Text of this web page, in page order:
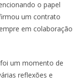
o papel
um contrato
em colaboração
um momento de
reflexões e